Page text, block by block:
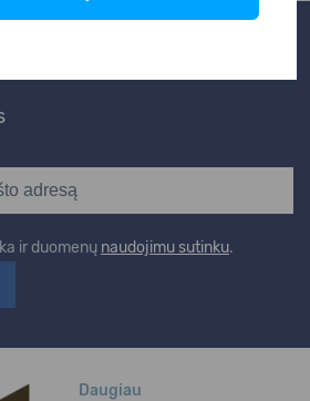
ir duomenų naudojimu sutinku.
Daugiau